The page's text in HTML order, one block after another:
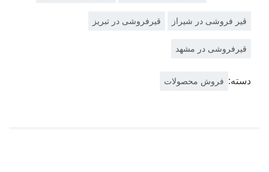
قیر فروشی در شیراز قیرفروشی در تبریز
قیرفروشی در مشهد
دسته: فروش محصولات